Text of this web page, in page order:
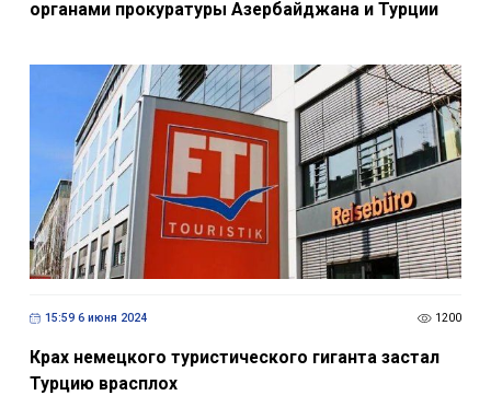
органами прокуратуры Азербайджана и Турции
15:59 6 июня 2024 1200
Крах немецкого туристического гиганта застал
Турцию врасплох